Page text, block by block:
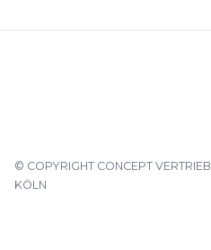
© COPYRIGHT CONCEPT VERTRIEB
KÖLN